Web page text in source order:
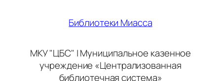
Библиотеки Миасса
МКУ "ЦБС" | Муниципальное казенное
учреждение «Централизованная
библиотечная система»